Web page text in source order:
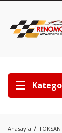
Anasayfa TOKSAN